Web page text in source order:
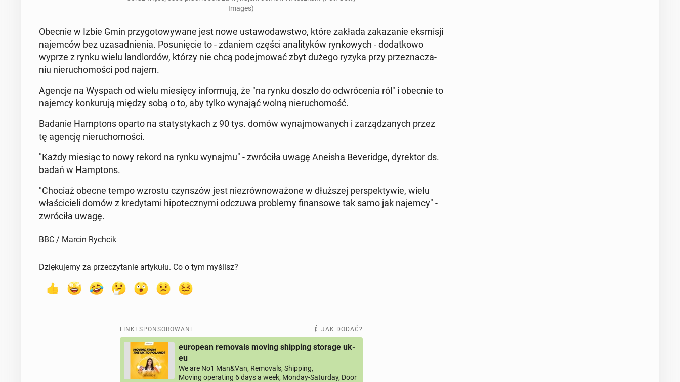
Images)
Obecnie w Izbie Gmin przy­go­to­wy­wa­ne jest nowe usta­wo­daw­stwo, które zakłada za­ka­za­nie eks­mi­sji
na­jem­ców bez uza­sad­nie­nia. Po­su­nię­cie to - zdaniem części ana­li­ty­ków ryn­ko­wych - do­dat­ko­wo
wyprze z rynku wielu lan­dlor­dów, którzy nie chcą po­dej­mo­wać zbyt dużego ryzyka przy prze­zna­cza­
niu nie­ru­cho­mo­ści pod najem.
Agencje na Wyspach od wielu mie­się­cy in­for­mu­ją, że "na rynku doszło do od­wró­ce­nia ról" i obecnie to
najemcy kon­ku­ru­ją między sobą o to, aby tylko wynająć wolną nie­ru­cho­mość.
Badanie Hamp­tons oparto na sta­ty­sty­kach z 90 tys. domów wy­naj­mo­wa­nych i za­rzą­dza­nych przez
tę agencję nie­ru­cho­mo­ści.
"Każdy miesiąc to nowy rekord na rynku wynajmu" - zwró­ci­ła uwagę Aneisha Be­ve­rid­ge, dy­rek­tor ds.
badań w Hamp­tons.
"Chociaż obecne tempo wzrostu czyn­szów jest nie­zrów­no­wa­żo­ne w dłuż­szej per­spek­ty­wie, wielu
wła­ści­cie­li domów z kre­dy­ta­mi hi­po­tecz­ny­mi odczuwa pro­ble­my fi­nan­so­we tak samo jak najemcy" -
zwró­ci­ła uwagę.
BBC / Marcin Rychcik
Dziękujemy za przeczytanie artykułu. Co o tym myślisz?
LINKI SPONSOROWANE JAK DODAĆ?
european removals moving shipping storage uk-
eu
We are No1 Man&Van, Removals, Shipping,
Moving operating 6 days a week, Monday-Saturday, Door